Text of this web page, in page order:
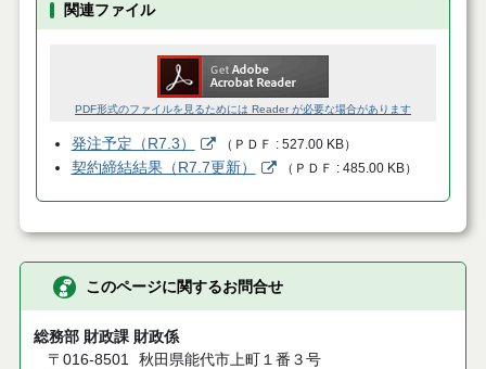
関連ファイル
PDF形式のファイルを見るためには Reader が必要な場合があります
発注予定（R7.3） （ ＰＤＦ 527.00 KB）
契約締結結果（R7.7更新） （ ＰＤＦ 485.00 KB）
このページに関するお問合せ
総務部 財政課 財政係
〒016-8501
秋田県能代市上町１番３号